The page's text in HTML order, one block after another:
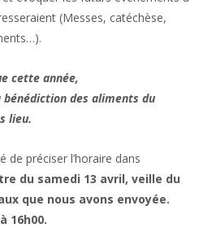
(Messes, catéchèse,
cette année,
des aliments du
lieu.
de préciser l’horaire dans
du samedi 13 avril, veille du
que nous avons envoyée.
16h00.